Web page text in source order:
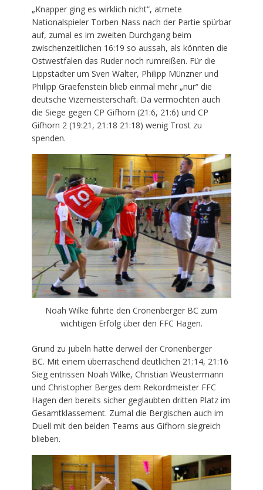
„Knapper ging es wirklich nicht“, atmete
Nationalspieler Torben Nass nach der Partie spürbar
auf, zumal es im zweiten Durchgang beim
zwischenzeitlichen 16:19 so aussah, als könnten die
Ostwestfalen das Ruder noch rumreißen. Für die
Lippstädter um Sven Walter, Philipp Münzner und
Philipp Graefenstein blieb einmal mehr „nur“ die
deutsche Vizemeisterschaft. Da vermochten auch
die Siege gegen CP Gifhorn (21:6, 21:6) und CP
Gifhorn 2 (19:21, 21:18 21:18) wenig Trost zu
spenden.
Noah Wilke führte den Cronenberger BC zum
wichtigen Erfolg über den FFC Hagen.
Grund zu jubeln hatte derweil der Cronenberger
BC. Mit einem überraschend deutlichen 21:14, 21:16
Sieg entrissen Noah Wilke, Christian Weustermann
und Christopher Berges dem Rekordmeister FFC
Hagen den bereits sicher geglaubten dritten Platz im
Gesamtklassement. Zumal die Bergischen auch im
Duell mit den beiden Teams aus Gifhorn siegreich
blieben.